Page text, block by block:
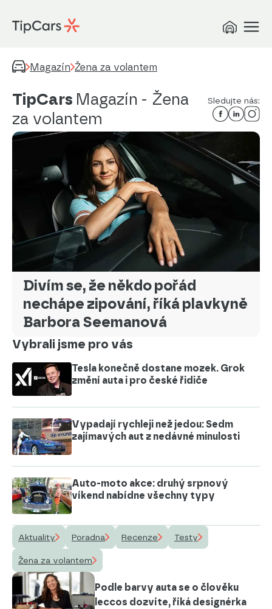
Magazín Žena za volantem
TipCars Magazín - Žena
za volantem
Sledujte nás:
Divím se, že někdo pořád
nechápe zipování, říká plavkyně
Barbora Seemanová
Vybrali jsme pro vás
Tesla konečně dostane mozek. Grok
změní auta i pro české řidiče
Vypadají rychleji než jedou: Sedm
zajímavých aut z nedávné minulosti
Auto-moto akce: druhý srpnový
víkend nabídne všechny typy
Aktuality Poradna Recenze Testy
Žena za volantem
Podle barvy auta se o člověku
leccos dozvíte, říká designérka